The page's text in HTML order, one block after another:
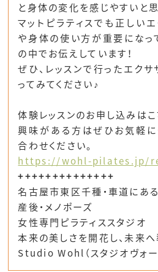
と身体の変化を感じやすいと思
マットピラティスでも正しい
や身体の使い方が重要になっ
の中でお伝えしています！
ぜひ、レッスンで行ったエク
ってみてください♪
体験レッスンのお申し込みは
興味がある方はぜひお気軽
合わせください。
https://wohl-pilates.jp/
++++++++++++++
名古屋市東区千種・車道にある
産後・メノポーズ
女性専門ピラティススタジオ
本来の美しさを開花し、未来へ
Studio Wohl（スタジオヴォー